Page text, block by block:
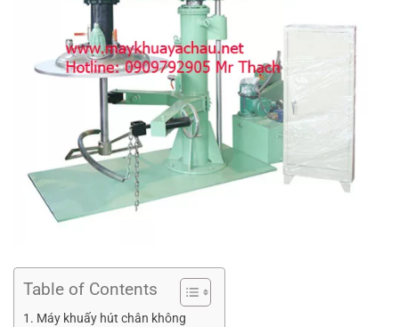
Table of Contents
Máy khuấy hút chân không